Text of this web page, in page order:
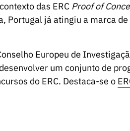
das ERC Proof of
Portugal já atingiu a marca
Europeu de
um conjunto de
do ERC. Destaca-se o